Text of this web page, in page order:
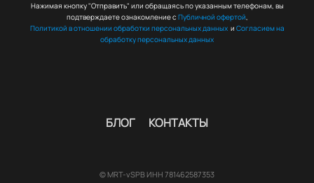
Нажимая кнопку "Отправить" или обращаясь по указанным телефонам, вы
подтверждаете ознакомление с Публичной офертой,
Политикой в отношении обработки персональных данных и Согласием на
обработку персональных данных
БЛОГ КОНТАКТЫ
© MRT-vSPB ИНН 781462587353